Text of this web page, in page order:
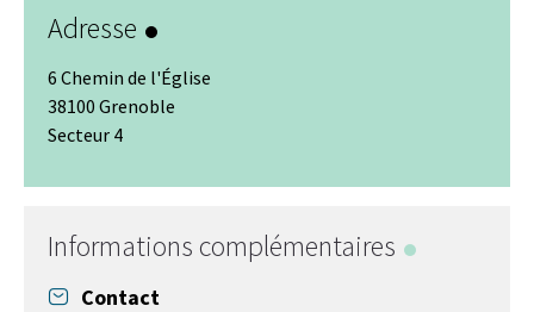
Adresse
6 Chemin de l'Église
38100 Grenoble
Secteur 4
−
Informations complémentaires
Contact